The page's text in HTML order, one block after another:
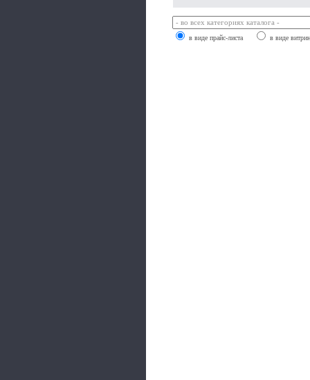
в виде прайс-листа в виде